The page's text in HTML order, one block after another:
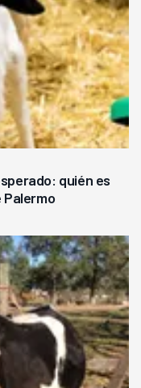
quién es